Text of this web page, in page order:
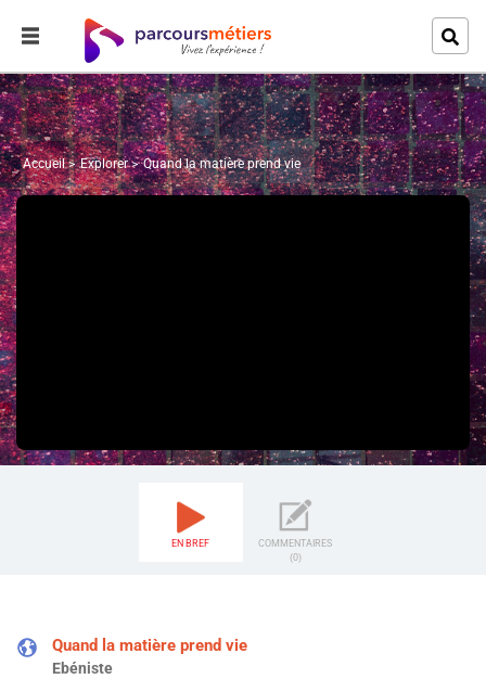
Accueil Explorer Quand la matière prend vie
EN BREF
COMMENTAIRES
(0)
Quand la matière prend vie
Ebéniste